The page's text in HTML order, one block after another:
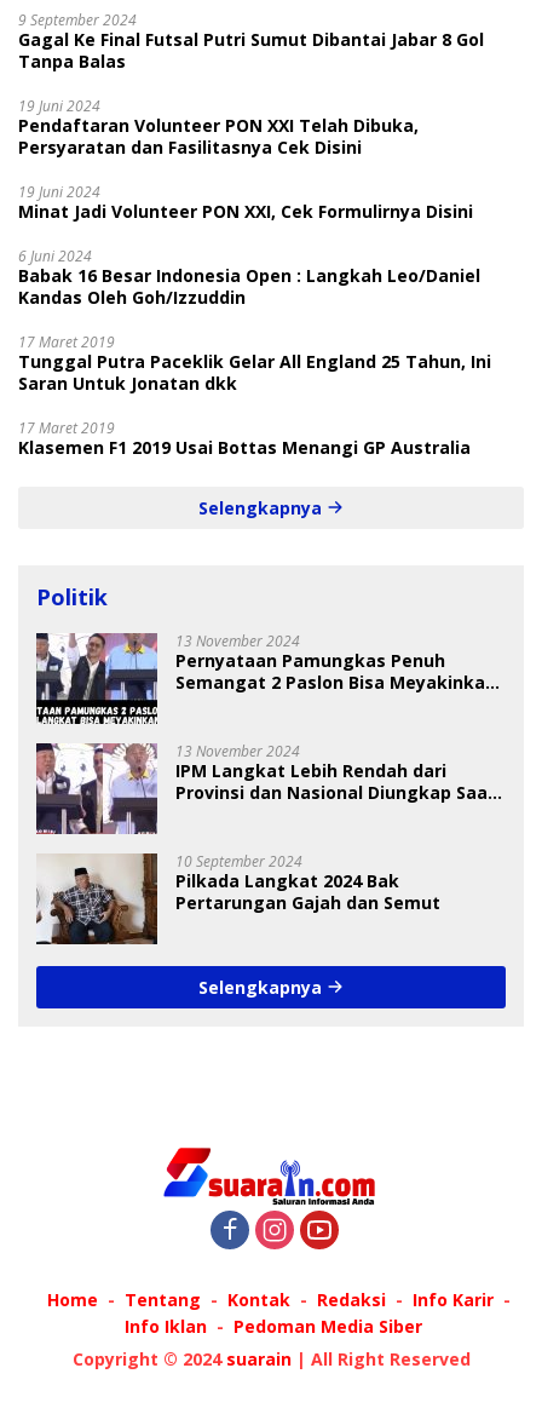
9 September 2024
Gagal Ke Final Futsal Putri Sumut Dibantai Jabar 8 Gol
Tanpa Balas
19 Juni 2024
Pendaftaran Volunteer PON XXI Telah Dibuka,
Persyaratan dan Fasilitasnya Cek Disini
19 Juni 2024
Minat Jadi Volunteer PON XXI, Cek Formulirnya Disini
6 Juni 2024
Babak 16 Besar Indonesia Open : Langkah Leo/Daniel
Kandas Oleh Goh/Izzuddin
17 Maret 2019
Tunggal Putra Paceklik Gelar All England 25 Tahun, Ini
Saran Untuk Jonatan dkk
17 Maret 2019
Klasemen F1 2019 Usai Bottas Menangi GP Australia
Selengkapnya
Politik
13 November 2024
Pernyataan Pamungkas Penuh
Semangat 2 Paslon Bisa Meyakinkan
13 November 2024
IPM Langkat Lebih Rendah dari
Provinsi dan Nasional Diungkap Saat
10 September 2024
Pilkada Langkat 2024 Bak
Pertarungan Gajah dan Semut
Selengkapnya
Home Tentang Kontak Redaksi
Info Karir
Info Iklan
Pedoman Media Siber
Copyright © 2024 suarain| All Right Reserved